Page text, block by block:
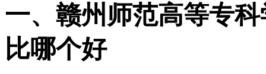
一、赣州师范高等专
比哪个好